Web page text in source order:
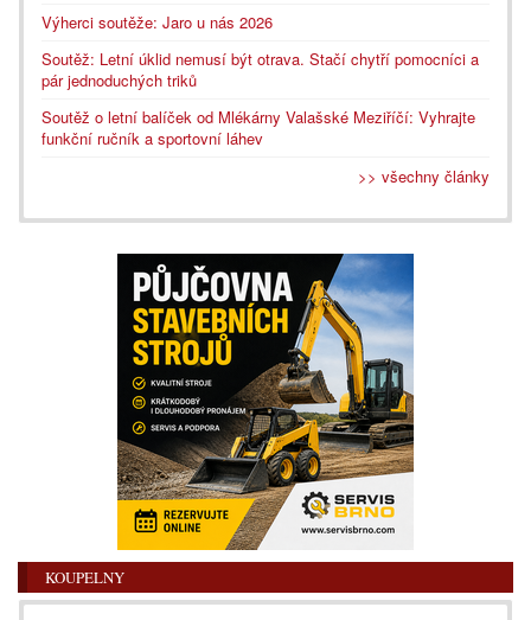
Výherci soutěže: Jaro u nás 2026
Soutěž: Letní úklid nemusí být otrava. Stačí chytří pomocníci a
pár jednoduchých triků
Soutěž o letní balíček od Mlékárny Valašské Meziříčí: Vyhrajte
funkční ručník a sportovní láhev
>> všechny články
KOUPELNY